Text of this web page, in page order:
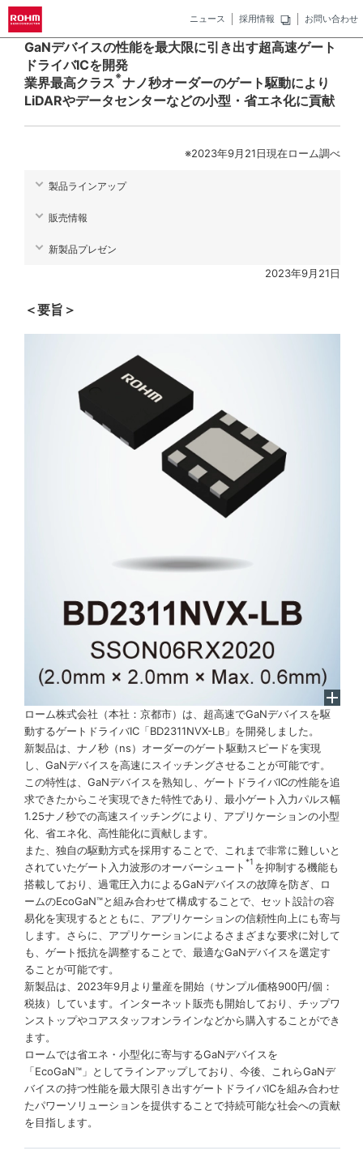
ニュース 採用情報 お問い合わせ
GaNデバイスの性能を最大限に引き出す超高速ゲート
ドライバICを開発
業界最高クラス※ナノ秒オーダーのゲート駆動により
LiDARやデータセンターなどの小型・省エネ化に貢献
※2023年9月21日現在ローム調べ
製品ラインアップ
販売情報
新製品プレゼン
2023年9月21日
＜要旨＞
ローム株式会社（本社：京都市）は、超高速でGaNデバイスを駆
動するゲートドライバIC「BD2311NVX-LB」を開発しました。
新製品は、ナノ秒（ns）オーダーのゲート駆動スピードを実現
し、GaNデバイスを高速にスイッチングさせることが可能です。
この特性は、GaNデバイスを熟知し、ゲートドライバICの性能を追
求できたからこそ実現できた特性であり、最小ゲート入力パルス幅
1.25ナノ秒での高速スイッチングにより、アプリケーションの小型
化、省エネ化、高性能化に貢献します。
また、独自の駆動方式を採用することで、これまで非常に難しいと
されていたゲート入力波形のオーバーシュート *1 を抑制する機能も
搭載しており、過電圧入力によるGaNデバイスの故障を防ぎ、ロ
ームのEcoGaN™と組み合わせて構成することで、セット設計の容
易化を実現するとともに、アプリケーションの信頼性向上にも寄与
します。さらに、アプリケーションによるさまざまな要求に対して
も、ゲート抵抗を調整することで、最適なGaNデバイスを選定す
ることが可能です。
新製品は、2023年9月より量産を開始（サンプル価格900円/個：
税抜）しています。インターネット販売も開始しており、チップワ
ンストップやコアスタッフオンラインなどから購入することができ
ます。
ロームでは省エネ・小型化に寄与するGaNデバイスを
「EcoGaN™」としてラインアップしており、今後、これらGaNデ
バイスの持つ性能を最大限引き出すゲートドライバICを組み合わせ
たパワーソリューションを提供することで持続可能な社会への貢献
を目指します。